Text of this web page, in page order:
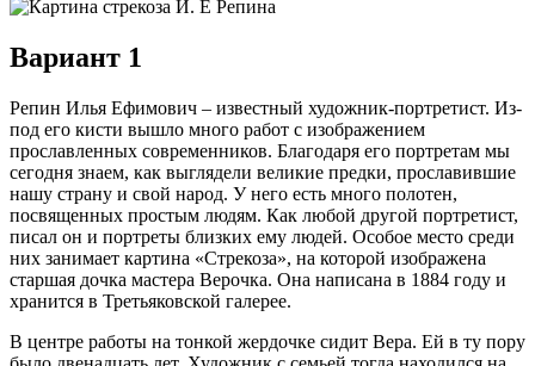
Вариант 1
Репин Илья Ефимович – известный художник-портретист. Из-
под его кисти вышло много работ с изображением
прославленных современников. Благодаря его портретам мы
сегодня знаем, как выглядели великие предки, прославившие
нашу страну и свой народ. У него есть много полотен,
посвященных простым людям. Как любой другой портретист,
писал он и портреты близких ему людей. Особое место среди
них занимает картина «Стрекоза», на которой изображена
старшая дочка мастера Верочка. Она написана в 1884 году и
хранится в Третьяковской галерее.
В центре работы на тонкой жердочке сидит Вера. Ей в ту пору